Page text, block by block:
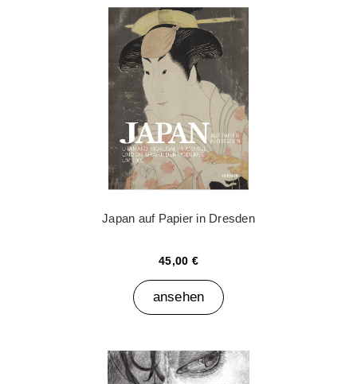
Japan auf Papier in Dresden
45,00 €
ansehen